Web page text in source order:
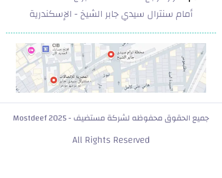
أمام سنترال سيدي جابر الشيخ - الإسكندرية
جميع الحقوق محفوظه لشركة مستضيف - Mostdeef 2025
All Rights Reserved